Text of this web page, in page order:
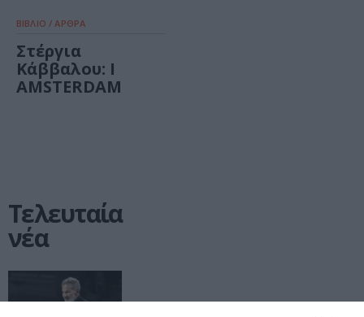
ΒΙΒΛΙΟ / ΑΡΘΡΑ
Στέργια
Κάββαλου: I
AMSTERDAM
Τελευταία
νέα